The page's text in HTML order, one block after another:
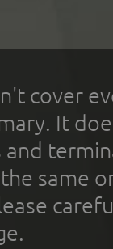
cover
It
and
same